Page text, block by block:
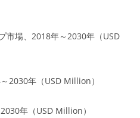
市場、2018年～2030年（USD
2030年（USD Million）
年（USD Million）